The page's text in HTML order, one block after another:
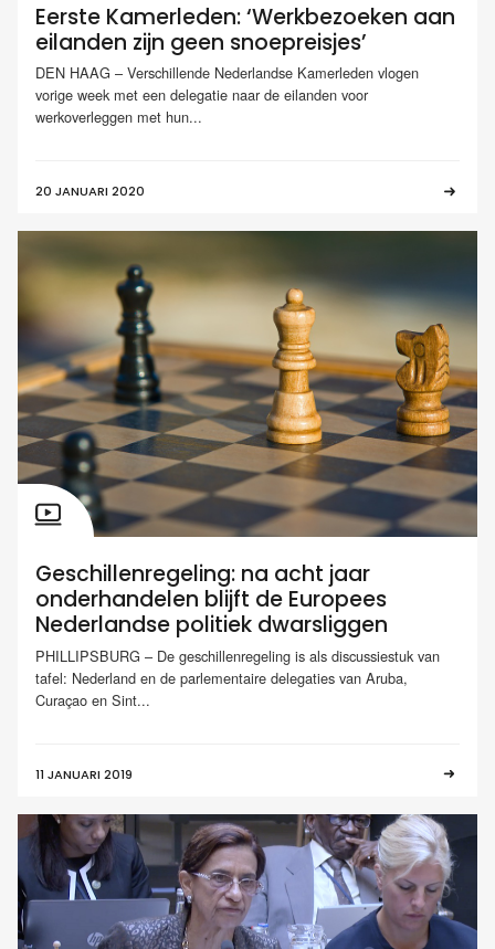
Eerste Kamerleden: ‘Werkbezoeken aan
eilanden zijn geen snoepreisjes’
DEN HAAG – Verschillende Nederlandse Kamerleden vlogen
vorige week met een delegatie naar de eilanden voor
werkoverleggen met hun...
20 JANUARI 2020
Geschillenregeling: na acht jaar
onderhandelen blijft de Europees
Nederlandse politiek dwarsliggen
PHILLIPSBURG – De geschillenregeling is als discussiestuk van
tafel: Nederland en de parlementaire delegaties van Aruba,
Curaçao en Sint...
11 JANUARI 2019